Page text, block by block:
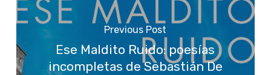
Previous Post
Ese Maldito Ruido: poesías
incompletas de Sebastián De